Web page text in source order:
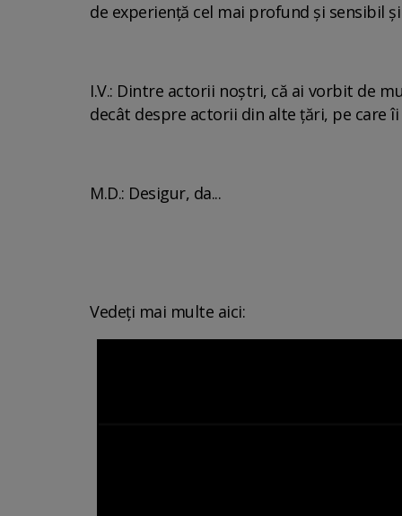
de experiență cel mai profund și sensibil
I.V.: Dintre actorii noștri, că ai vorbit de
decât despre actorii din alte țări, pe care
M.D.: Desigur, da...
Vedeți mai multe aici: